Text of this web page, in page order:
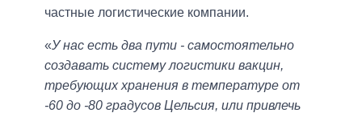
частные логистические компании.
«У нас есть два пути - самостоятельно
создавать систему логистики вакцин,
требующих хранения в температуре от
-60 до -80 градусов Цельсия, или привлечь